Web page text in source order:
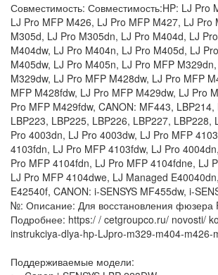
Совместимость: Совместимость:HP: LJ Pro
LJ Pro MFP M426, LJ Pro MFP M427, LJ Pro
M305d, LJ Pro M305dn, LJ Pro M404d, LJ
M404dw, LJ Pro M404n, LJ Pro M405d, LJ
M405dw, LJ Pro M405n, LJ Pro MFP
M329dw, LJ Pro MFP M428dw, LJ Pro MFP
MFP M428fdw, LJ Pro MFP M429dw, LJ Pro
Pro MFP M429fdw, CANON: MF443,
LBP223, LBP225, LBP226, LBP227, LBP228,
Pro 4003dn, LJ Pro 4003dw, LJ Pro MFP
4103fdn, LJ Pro MFP 4103fdw, LJ Pro
Pro MFP 4104fdn, LJ Pro MFP 4104fdne, LJ
LJ Pro MFP 4104dwe, LJ Managed
E42540f, CANON: i-SENSYS MF455dw, i-
№: Описание: Для восстановления фюзера
Подробнее: https:/ / cetgroupco.ru/ novosti/
instrukciya-dlya-hp-LJpro-m329-m404-m426-
Поддерживаемые модели: